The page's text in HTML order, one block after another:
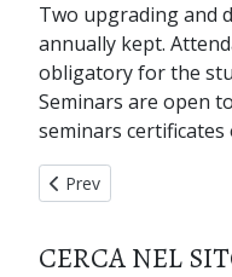
Two upgrading and
annually kept.
obligatory for the
Seminars are open
seminars
Previous article:
Prev
CERCA NEL